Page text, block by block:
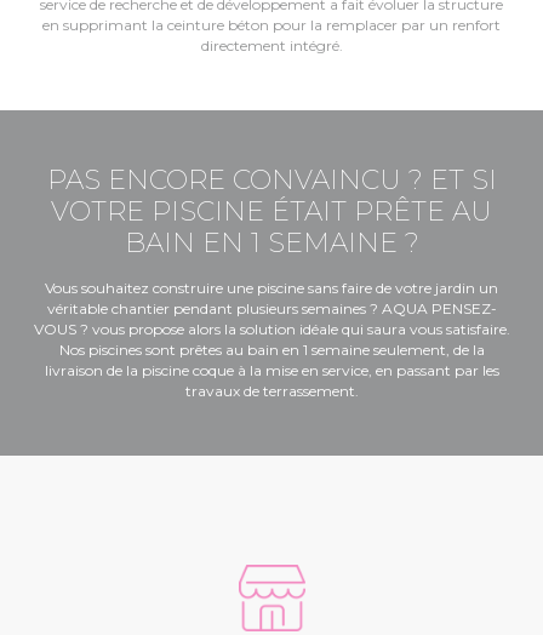
service de recherche et de développement a fait évoluer la structure
en supprimant la ceinture béton pour la remplacer par un renfort
directement intégré.
PAS ENCORE CONVAINCU ? ET SI
VOTRE PISCINE ÉTAIT PRÊTE AU
BAIN EN 1 SEMAINE ?
Vous souhaitez construire une piscine sans faire de votre jardin un
véritable chantier pendant plusieurs semaines ? AQUA PENSEZ-
VOUS ? vous propose alors la solution idéale qui saura vous satisfaire.
Nos piscines sont prêtes au bain en 1 semaine seulement, de la
livraison de la piscine coque à la mise en service, en passant par les
travaux de terrassement.